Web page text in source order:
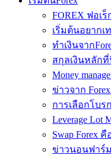
FOREX ฟอเ
เริ่มต้นอยากเ
ทำเงินจาก
สกุลเงินหลัก
Money
ข่าวจาก Forex
การเลือกโบร
Leverage Lot
Swap Forex คื
ข่าวนอนฟาร์ม